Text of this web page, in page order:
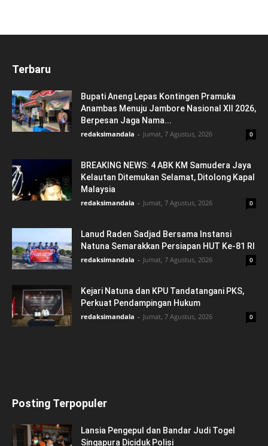
Terbaru
Bupati Aneng Lepas Kontingen Pramuka
Anambas Menuju Jambore Nasional XII 2026,
Berpesan Jaga Nama...
redaksimandala - Jumat, 7 Agustus, 2026 0
BREAKING NEWS: 4 ABK KM Samudera Jaya
Kelautan Ditemukan Selamat, Ditolong Kapal
Malaysia
redaksimandala - Jumat, 7 Agustus, 2026 0
Lanud Raden Sadjad Bersama Instansi
Natuna Semarakkan Persiapan HUT Ke-81 RI
redaksimandala - Jumat, 7 Agustus, 2026 0
Kejari Natuna dan KPU Tandatangani PKS,
Perkuat Pendampingan Hukum
redaksimandala - Jumat, 7 Agustus, 2026 0
Posting Terpopuler
Lansia Pengepul dan Bandar Judi Togel
Singapura Diciduk Polisi